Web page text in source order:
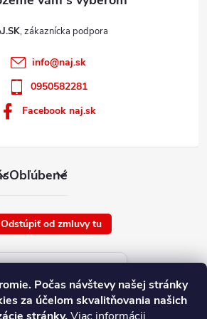
Počas návštevy našej stránky
za účelom skvalitňovania našich
Obľúbené
info@naj.sk
0950582281
Facebook naj.sk
Odstúpiť od zmluvy tu
ceny tovaru
od : 8/8/2026